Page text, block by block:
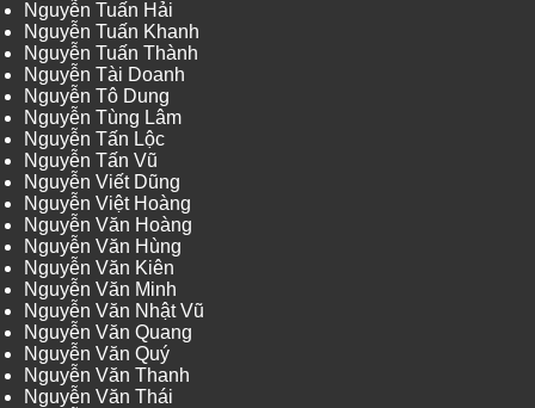
Nguyễn Tuấn Hải
Nguyễn Tuấn Khanh
Nguyễn Tuấn Thành
Nguyễn Tài Doanh
Nguyễn Tô Dung
Nguyễn Tùng Lâm
Nguyễn Tấn Lộc
Nguyễn Tấn Vũ
Nguyễn Viết Dũng
Nguyễn Việt Hoàng
Nguyễn Văn Hoàng
Nguyễn Văn Hùng
Nguyễn Văn Kiên
Nguyễn Văn Minh
Nguyễn Văn Nhật Vũ
Nguyễn Văn Quang
Nguyễn Văn Quý
Nguyễn Văn Thanh
Nguyễn Văn Thái